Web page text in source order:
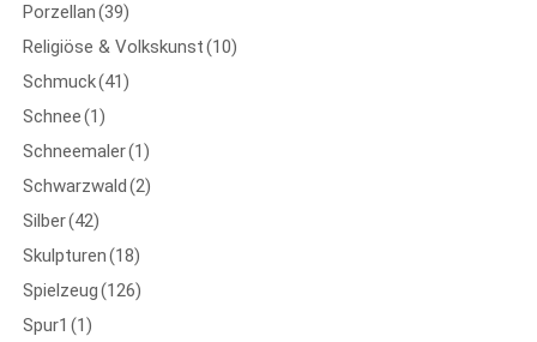
Porzellan(39)
Religiöse & Volkskunst(10)
Schmuck(41)
Schnee(1)
Schneemaler(1)
Schwarzwald (2)
Silber(42)
Skulpturen(18)
Spielzeug(126)
Spur1 (1)